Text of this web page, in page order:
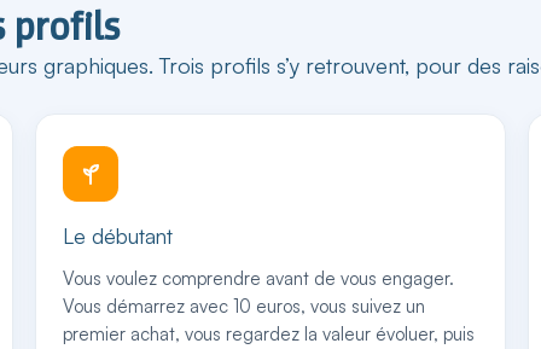
profils
graphiques. Trois profils s’y retrouvent, pour des
Le débutant
Vous voulez comprendre avant de vous engager.
Vous démarrez avec 10 euros, vous suivez un
premier achat, vous regardez la valeur évoluer, puis